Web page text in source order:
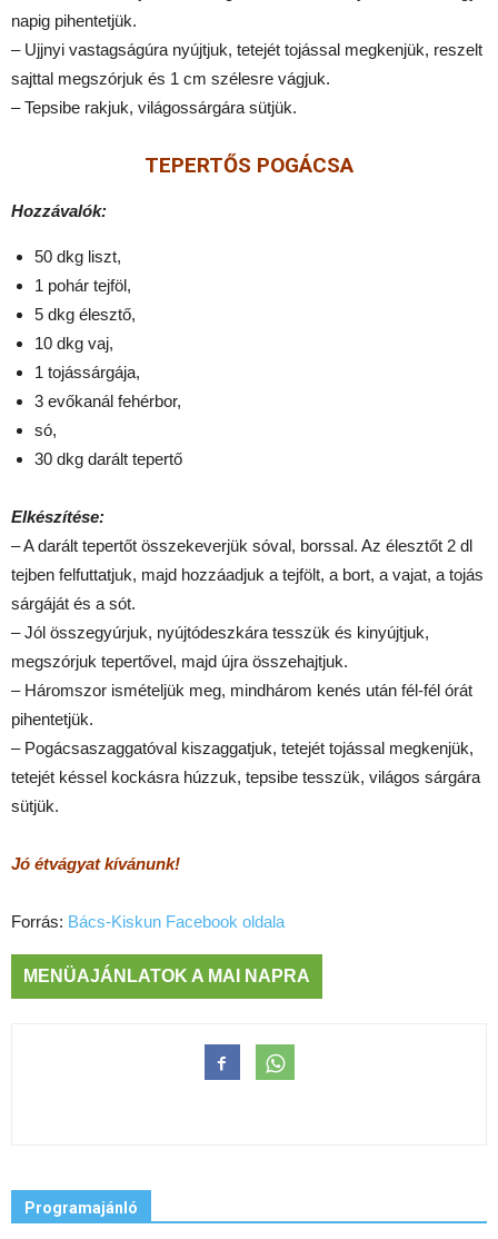
napig pihentetjük.
– Ujjnyi vastagságúra nyújtjuk, tetejét tojással megkenjük, reszelt
sajttal megszórjuk és 1 cm szélesre vágjuk.
– Tepsibe rakjuk, világossárgára sütjük.
TEPERTŐS POGÁCSA
Hozzávalók:
50 dkg liszt,
1 pohár tejföl,
5 dkg élesztő,
10 dkg vaj,
1 tojássárgája,
3 evőkanál fehérbor,
só,
30 dkg darált tepertő
Elkészítése:
– A darált tepertőt összekeverjük sóval, borssal. Az élesztőt 2 dl
tejben felfuttatjuk, majd hozzáadjuk a tejfölt, a bort, a vajat, a tojás
sárgáját és a sót.
– Jól összegyúrjuk, nyújtódeszkára tesszük és kinyújtjuk,
megszórjuk tepertővel, majd újra összehajtjuk.
– Háromszor ismételjük meg, mindhárom kenés után fél-fél órát
pihentetjük.
– Pogácsaszaggatóval kiszaggatjuk, tetejét tojással megkenjük,
tetejét késsel kockásra húzzuk, tepsibe tesszük, világos sárgára
sütjük.
Jó étvágyat kívánunk!
Forrás: Bács-Kiskun Facebook oldala
MENÜAJÁNLATOK A MAI NAPRA
Programajánló